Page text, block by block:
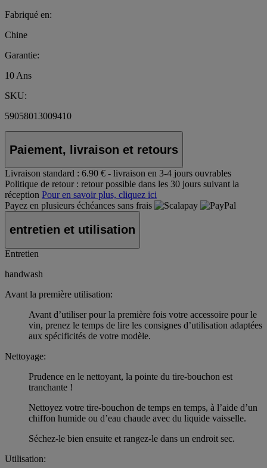
Fabriqué en:
Chine
Garantie:
10 Ans
SKU:
59058013009410
Paiement, livraison et retours
Livraison standard : 6.90 € - livraison en 3-4 jours ouvrables
Politique de retour : retour possible dans les 30 jours suivant la
réception Pour en savoir plus, cliquez ici
Payez en plusieurs échéances sans frais
entretien et utilisation
Entretien
handwash
Avant la première utilisation:
Avant d’utiliser pour la première fois votre accessoire pour le
vin, prenez le temps de lire les consignes d’utilisation adaptées
aux spécificités de votre modèle.
Nettoyage:
Prudence en le nettoyant, la pointe du tire-bouchon est
tranchante !
Nettoyez votre tire-bouchon de temps en temps, à l’aide d’un
chiffon humide ou d’eau chaude avec du liquide vaisselle.
Séchez-le bien ensuite et rangez-le dans un endroit sec.
Utilisation: